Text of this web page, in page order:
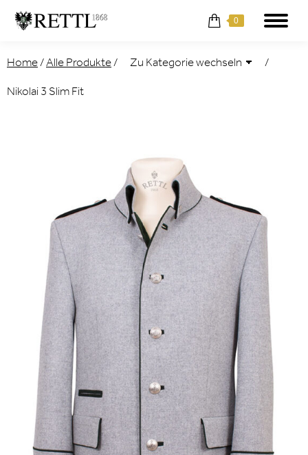
0
Home / Alle Produkte / /
Nikolai 3 Slim Fit